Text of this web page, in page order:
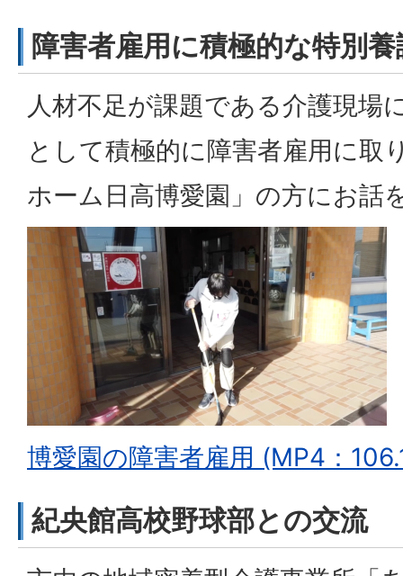
障害者雇用に積極的な特別
人材不足が課題である介護現場
として積極的に障害者雇用に取
ホーム日高博愛園」の方にお話
博愛園の障害者雇用 (MP4：
紀央館高校野球部との交流